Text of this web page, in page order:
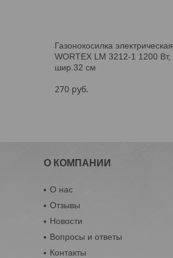
Газонокосилка электрическая
WORTEX LM 3212-1 1200 Вт,
шир.32 см
270 руб.
О КОМПАНИИ
О нас
Отзывы
Новости
Вопросы и ответы
Контакты